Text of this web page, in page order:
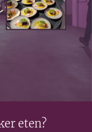
eten?